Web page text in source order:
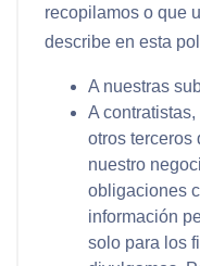
recopilamos o que
describe en esta
A nuestras
A
otros terceros
nuestro
obligaciones
información
solo para los